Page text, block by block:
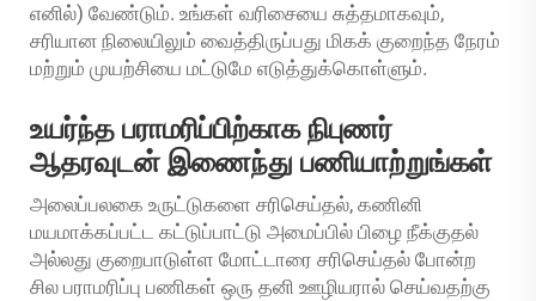
எனில்) வேண்டும். உங்கள் வரிசையை சுத்தமாகவும்,
சரியான நிலையிலும் வைத்திருப்பது மிகக் குறைந்த நேரம்
மற்றும் முயற்சியை மட்டுமே எடுத்துக்கொள்ளும்.
உயர்ந்த பராமரிப்பிற்காக நிபுணர்
ஆதரவுடன் இணைந்து பணியாற்றுங்கள்
அலைப்பலகை உருட்டுகளை சரிசெய்தல், கணினி
மயமாக்கப்பட்ட கட்டுப்பாட்டு அமைப்பில் பிழை நீக்குதல்
அல்லது குறைபாடுள்ள மோட்டாரை சரிசெய்தல் போன்ற
சில பராமரிப்பு பணிகள் ஒரு தனி ஊழியரால் செய்வதற்கு